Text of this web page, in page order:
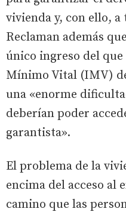
vivienda y, con ello, a
Reclaman además
único ingreso del
Mínimo Vital (IMV)
una «enorme
deberían poder
garantista».
El problema de la
encima del acceso al
camino que las